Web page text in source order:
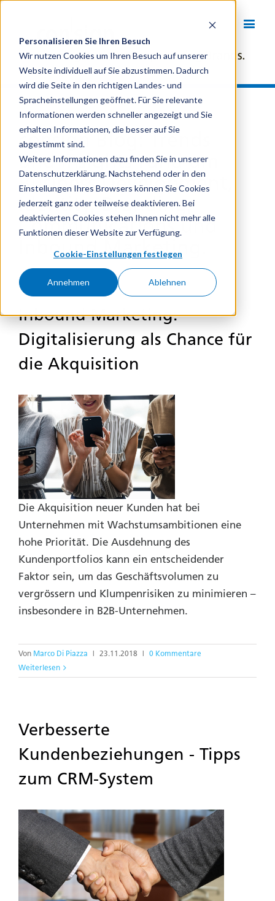
Personalisieren Sie Ihren Besuch
Wir nutzen Cookies um Ihren Besuch auf unserer
Website individuell auf Sie abzustimmen. Dadurch
wird die Seite in den richtigen Landes- und
Spracheinstellungen geöffnet. Für Sie relevante
Informationen werden schneller angezeigt und Sie
erhalten Informationen, die besser auf Sie
abgestimmt sind.
Weitere Informationen dazu finden Sie in unserer
Datenschutzerklärung. Nachstehend oder in den
Einstellungen Ihres Browsers können Sie Cookies
jederzeit ganz oder teilweise deaktivieren. Bei
deaktivierten Cookies stehen Ihnen nicht mehr alle
Funktionen dieser Website zur Verfügung.
Cookie-Einstellungen festlegen
Annehmen Ablehnen
consign Blog: Trends
und Insights rund um
Business Development,
Identity, Branding,
Communications und
Inbound Marketing.
Inbound Marketing:
Digitalisierung als Chance für
die Akquisition
Die Akquisition neuer Kunden hat bei
Unternehmen mit Wachstumsambitionen eine
hohe Priorität. Die Ausdehnung des
Kundenportfolios kann ein entscheidender
Faktor sein, um das Geschäftsvolumen zu
vergrössern und Klumpenrisiken zu minimieren –
insbesondere in B2B-Unternehmen.
Von Marco Di Piazza 23.11.2018
0 Kommentare
Weiterlesen
Verbesserte
Kundenbeziehungen - Tipps
zum CRM-System